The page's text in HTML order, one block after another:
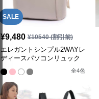
SALE
¥9,480 ¥10540(割引前)
エレガントシンプル2WAYレ
ディースパソコンリュック
全4色